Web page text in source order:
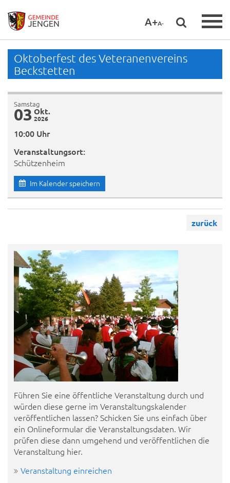
A+A-
Oktoberfest des Veteranenvereins
Beckstetten
Samstag
03 Okt.
2026
10:00 Uhr
Veranstaltungsort:
Schützenheim
Im Kalender speichern
zurück
Führen Sie eine öffentliche Veranstaltung durch und
würden diese gerne im Veranstaltungskalender
veröffentlichen lassen? Schicken Sie uns einfach über
ein Onlineformular die Veranstaltungsdaten. Wir
prüfen diese dann umgehend und veröffentlichen die
Veranstaltung hier.
Veranstaltung einreichen